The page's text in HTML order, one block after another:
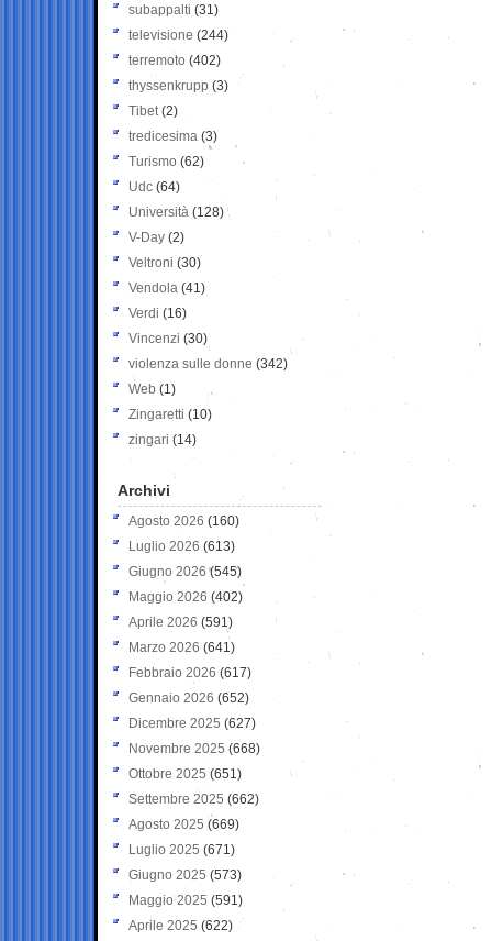
subappalti (31)
televisione(244)
terremoto (402)
thyssenkrupp (3)
Tibet(2)
tredicesima (3)
Turismo (62)
Udc (64)
Università (128)
V-Day (2)
Veltroni (30)
Vendola (41)
Verdi (16)
Vincenzi (30)
violenza sulle donne (342)
Web (1)
Zingaretti (10)
zingari (14)
Archivi
Agosto 2026 (160)
Luglio 2026 (613)
Giugno 2026 (545)
Maggio 2026 (402)
Aprile 2026 (591)
Marzo 2026 (641)
Febbraio 2026 (617)
Gennaio 2026 (652)
Dicembre 2025 (627)
Novembre 2025 (668)
Ottobre 2025 (651)
Settembre 2025 (662)
Agosto 2025 (669)
Luglio 2025 (671)
Giugno 2025 (573)
Maggio 2025 (591)
Aprile 2025 (622)